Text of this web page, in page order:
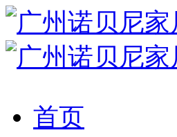
首页